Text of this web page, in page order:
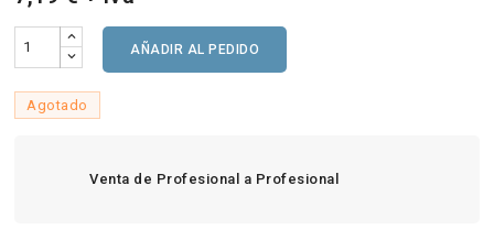
AÑADIR AL PEDIDO
Agotado
Venta de Profesional a Profesional